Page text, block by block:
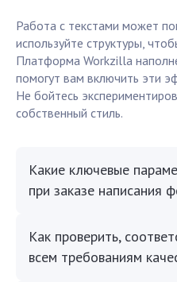
Работа с текстами может
используйте структуры,
Платформа Workzilla
помогут вам включить эти
Не бойтесь
собственный стиль.
Какие ключевые
при заказе написания
Как проверить,
всем требованиям